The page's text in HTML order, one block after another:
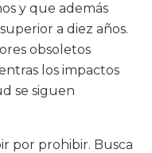
y que además
a diez años.
obsoletos
los impactos
se siguen
por prohibir. Busca